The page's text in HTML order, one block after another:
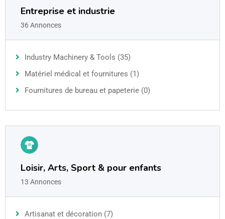
Entreprise et industrie
36 Annonces
Industry Machinery & Tools (35)
Matériel médical et fournitures (1)
Fournitures de bureau et papeterie (0)
Loisir, Arts, Sport & pour enfants
13 Annonces
Artisanat et décoration (7)